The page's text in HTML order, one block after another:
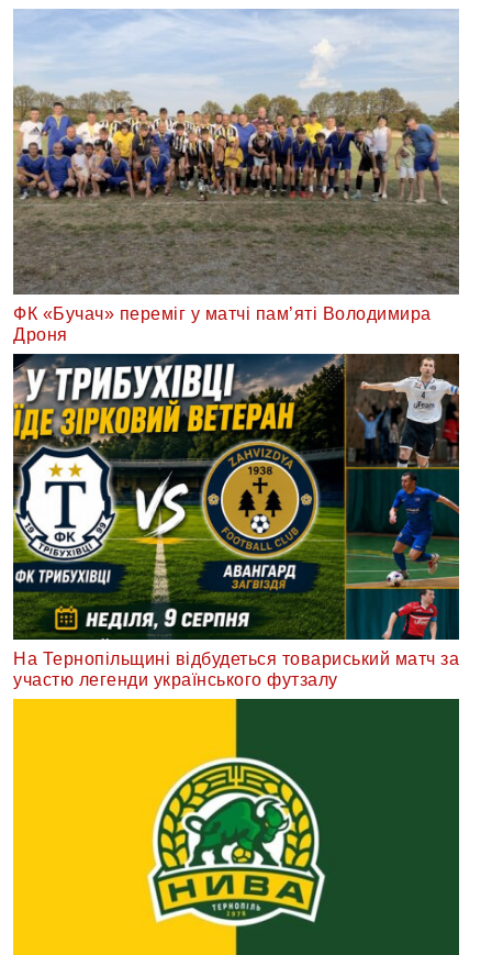
ФК «Бучач» переміг у матчі пам’яті Володимира
Дроня
На Тернопільщині відбудеться товариський матч за
участю легенди українського футзалу